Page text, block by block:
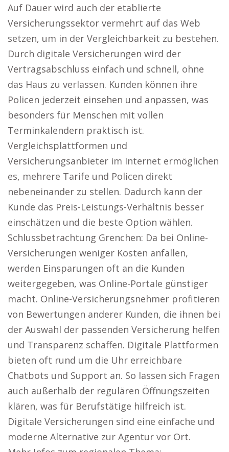
Auf Dauer wird auch der etablierte
Versicherungssektor vermehrt auf das Web
setzen, um in der Vergleichbarkeit zu bestehen.
Durch digitale Versicherungen wird der
Vertragsabschluss einfach und schnell, ohne
das Haus zu verlassen. Kunden können ihre
Policen jederzeit einsehen und anpassen, was
besonders für Menschen mit vollen
Terminkalendern praktisch ist.
Vergleichsplattformen und
Versicherungsanbieter im Internet ermöglichen
es, mehrere Tarife und Policen direkt
nebeneinander zu stellen. Dadurch kann der
Kunde das Preis-Leistungs-Verhältnis besser
einschätzen und die beste Option wählen.
Schlussbetrachtung Grenchen: Da bei Online-
Versicherungen weniger Kosten anfallen,
werden Einsparungen oft an die Kunden
weitergegeben, was Online-Portale günstiger
macht. Online-Versicherungsnehmer profitieren
von Bewertungen anderer Kunden, die ihnen bei
der Auswahl der passenden Versicherung helfen
und Transparenz schaffen. Digitale Plattformen
bieten oft rund um die Uhr erreichbare
Chatbots und Support an. So lassen sich Fragen
auch außerhalb der regulären Öffnungszeiten
klären, was für Berufstätige hilfreich ist.
Digitale Versicherungen sind eine einfache und
moderne Alternative zur Agentur vor Ort.